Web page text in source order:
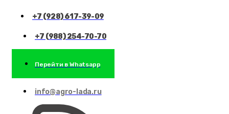
+7 (928) 617-39-09
+7 (988) 254-70-70
Перейти в Whatsapp
info@agro-lada.ru